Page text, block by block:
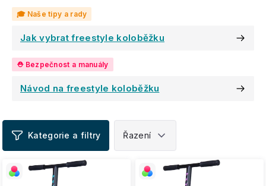
Jak vybrat freestyle koloběžku
Návod na freestyle koloběžku
ý
p
i
s